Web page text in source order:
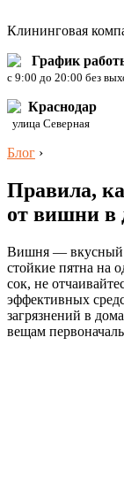
Клининговая
График
c 9:00 до 20:00 без
Краснодар
улица Северная
Блог ›
Правила,
от вишни в
Вишня — вкусный
стойкие пятна на
сок, не
эффективных
загрязнений в
вещам